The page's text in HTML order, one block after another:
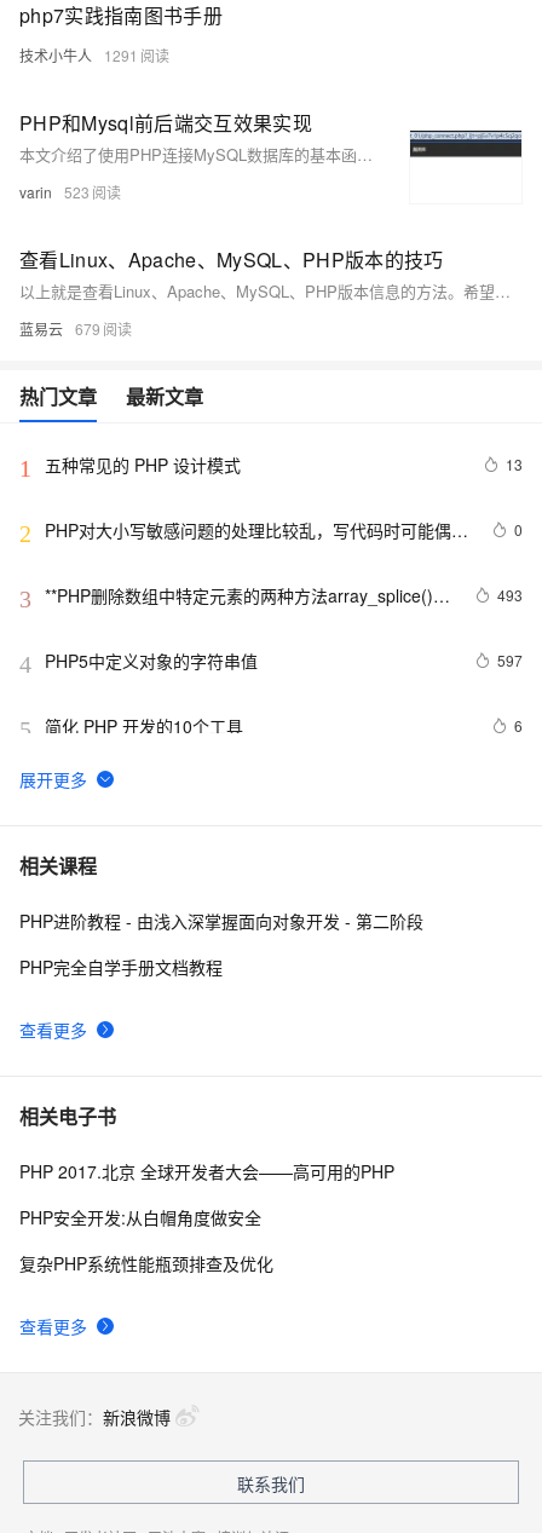
php7实践指南图书手册
技术小牛人 1291
PHP和Mysql前后端交互效果实现
本文介绍了使用PHP连接MySQL数据库的基本函数及其实现案例。内容涵盖数据库连接、选择数据库、执行查询、获取结果等常用操作，并通过用户登录和修改密码的功能实例，展示了PHP与MySQL的交互过程及代码实现。
varin 523
查看Linux、Apache、MySQL、PHP版本的技巧
以上就是查看Linux、Apache、MySQL、PHP版本信息的方法。希望这些信息能帮助你更好地理解和使用你的LAMP技术栈。
蓝易云 679
热门文章 最新文章
1 五种常见的 PHP 设计模式 13
2
PHP对大小写敏感问题的处理比较乱，写代码时可能偶尔
0
3 **PHP删除数组中特定元素的两种方法array_splice()和
493
4 PHP5中定义对象的字符串值 597
5 简化 PHP 开发的10个工具 6
6 PHP 接口
7 使用消息服务(MNS)订阅阿里云物联网平台设备消息PHP
8 PHP设计模式：单例模式
相关课程
查看更多
PHP进阶教程 - 由浅入深掌握面向对象开发 - 第二阶段
PHP完全自学手册文档教程
相关电子书
查看更多
PHP 2017.北京 全球开发者大会——高可用的PHP
PHP安全开发:从白帽角度做安全
复杂PHP系统性能瓶颈排查及优化
关注我们： 新浪微博
联系我们